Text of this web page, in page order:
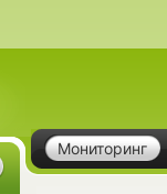
Мониторинг